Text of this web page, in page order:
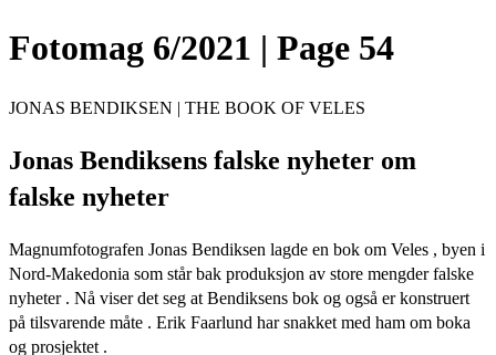
Fotomag 6/2021 | Page 54
JONAS BENDIKSEN | THE BOOK OF VELES
Jonas Bendiksens falske nyheter om
falske nyheter
Magnumfotografen Jonas Bendiksen lagde en bok om Veles , byen i
Nord-Makedonia som står bak produksjon av store mengder falske
nyheter . Nå viser det seg at Bendiksens bok og også er konstruert
på tilsvarende måte . Erik Faarlund har snakket med ham om boka
og prosjektet .